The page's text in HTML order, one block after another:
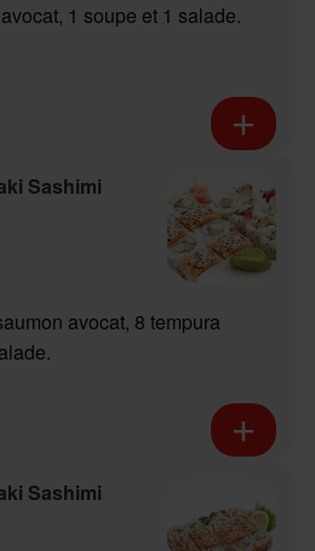
1 soupe et 1 salade.
Sashimi
avocat, 8 tempura
Sashimi